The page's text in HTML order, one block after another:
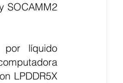
SOCAMM2
LPDDR5X